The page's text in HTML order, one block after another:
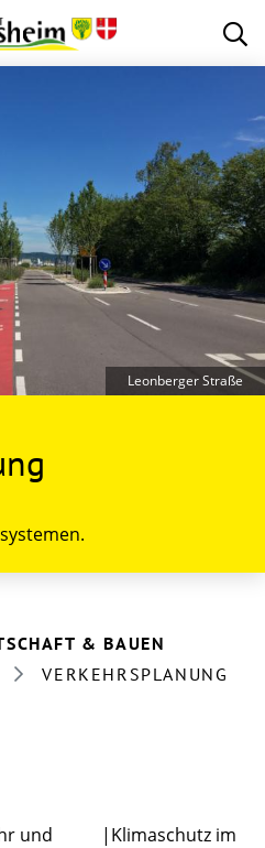
Leonberger Straße
& BAUEN
VERKEHRSPLANUNG
und
| Klimaschutz im